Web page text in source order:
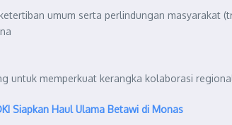
umum serta perlindungan masyarakat
untuk memperkuat kerangka kolaborasi
Siapkan Haul Ulama Betawi di Monas